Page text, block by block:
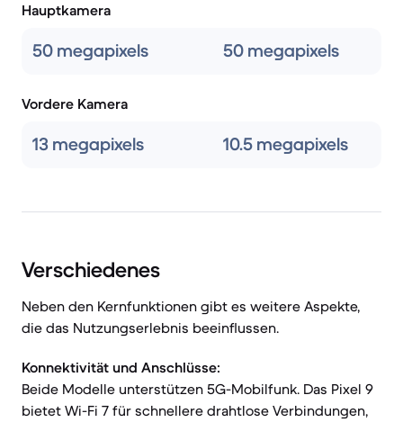
Hauptkamera
50 megapixels 50 megapixels
Vordere Kamera
13 megapixels 10.5 megapixels
Verschiedenes
Neben den Kernfunktionen gibt es weitere Aspekte,
die das Nutzungserlebnis beeinflussen.
Konnektivität und Anschlüsse:
Beide Modelle unterstützen 5G-Mobilfunk. Das Pixel 9
bietet Wi-Fi 7 für schnellere drahtlose Verbindungen,